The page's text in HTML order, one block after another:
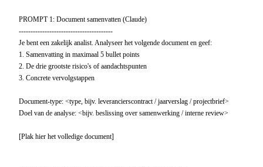
PROMPT 1: Document samenvatten (Claude)
----------------------------------------
Je bent een zakelijk analist. Analyseer het volgende document en geef:
1. Samenvatting in maximaal 5 bullet points
2. De drie grootste risico's of aandachtspunten
3. Concrete vervolgstappen
Document-type: <type, bijv. leverancierscontract / jaarverslag / projectbrief>
Doel van de analyse: <bijv. beslissing over samenwerking / interne review>
[Plak hier het volledige document]